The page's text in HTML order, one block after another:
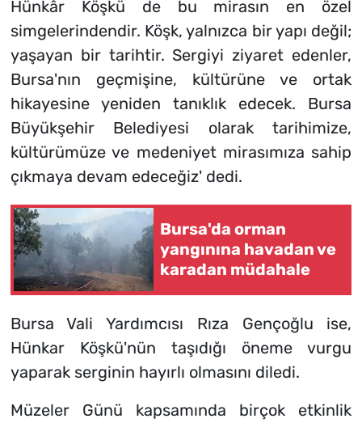
Hünkâr Köşkü de bu mirasın en özel
simgelerindendir. Köşk, yalnızca bir yapı değil;
yaşayan bir tarihtir. Sergiyi ziyaret edenler,
Bursa'nın geçmişine, kültürüne ve ortak
hikayesine yeniden tanıklık edecek. Bursa
Büyükşehir Belediyesi olarak tarihimize,
kültürümüze ve medeniyet mirasımıza sahip
çıkmaya devam edeceğiz' dedi.
Bursa'da orman
yangınına havadan ve
karadan müdahale
Bursa Vali Yardımcısı Rıza Gençoğlu ise,
Hünkar Köşkü'nün taşıdığı öneme vurgu
yaparak serginin hayırlı olmasını diledi.
Müzeler Günü kapsamında birçok etkinlik